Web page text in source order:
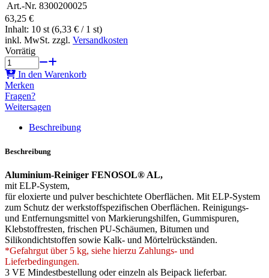
Art.-Nr. 8300200025
63,25 €
Inhalt: 10 st (6,33 € / 1 st)
inkl. MwSt. zzgl. Versandkosten
Vorrätig
In den Warenkorb
Merken
Fragen?
Weitersagen
Beschreibung
Beschreibung
Aluminium-Reiniger FENOSOL® AL,
mit ELP-System,
für eloxierte und pulver beschichtete Oberflächen. Mit ELP-System
zum Schutz der werkstoffspezifischen Oberflächen. Reinigungs-
und Entfernungsmittel von Markierungshilfen, Gummispuren,
Klebstoffresten, frischen PU-Schäumen, Bitumen und
Silikondichtstoffen sowie Kalk- und Mörtelrückständen.
*Gefahrgut über 5 kg, siehe hierzu Zahlungs- und
Lieferbedingungen.
3 VE Mindestbestellung oder einzeln als Beipack lieferbar.